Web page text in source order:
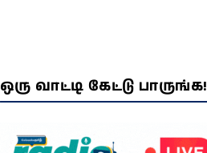
ஒரு வாட்டி கேட்டு பாருங்க!